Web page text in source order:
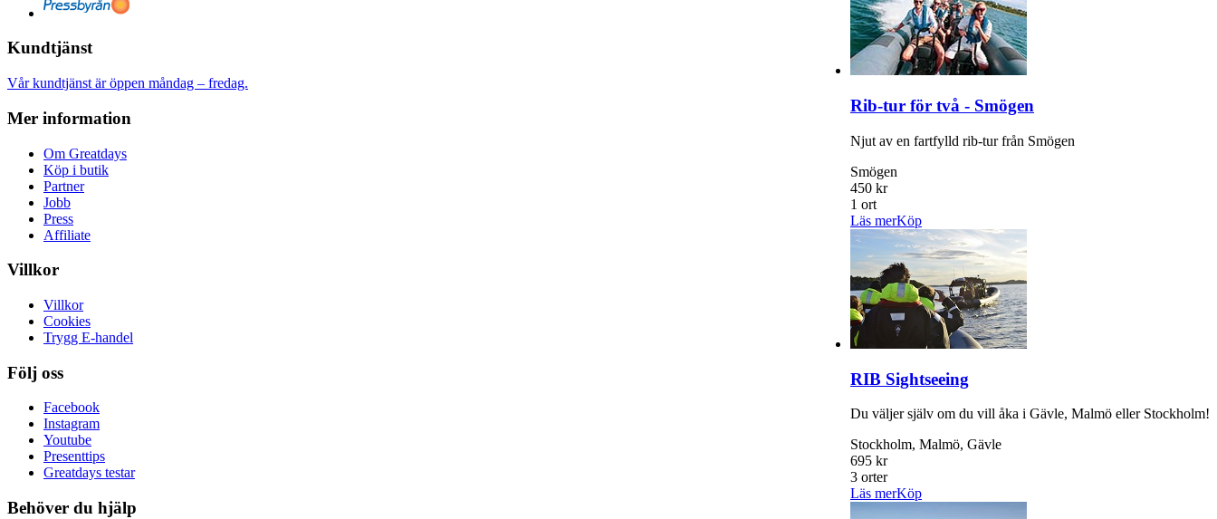
Rib-tur för två - Smögen
Njut av en fartfylld rib-tur från Smögen
Smögen
450 kr
1 ort
Läs merKöp
RIB Sightseeing
Du väljer själv om du vill åka i Gävle, Malmö eller Stockholm!
Stockholm, Malmö, Gävle
695 kr
3 orter
Läs merKöp
Kundtjänst
Vår kundtjänst är öppen måndag – fredag.
Mer information
Om Greatdays
Köp i butik
Partner
Jobb
Press
Affiliate
Villkor
Villkor
Cookies
Trygg E-handel
Följ oss
Facebook
Instagram
Youtube
Presenttips
Greatdays testar
Behöver du hjälp